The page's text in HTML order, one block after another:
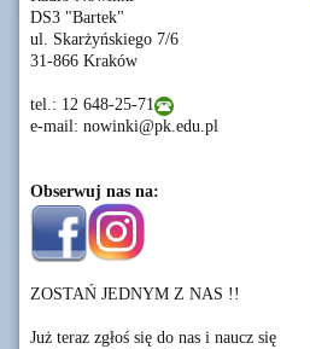
DS3 "Bartek"
ul. Skarżyńskiego 7/6
31-866 Kraków
tel.: 12 648-25-71
e-mail: nowinki@pk.edu.pl
Obserwuj nas na:
ZOSTAŃ JEDNYM Z NAS !!
Już teraz zgłoś się do nas i naucz się